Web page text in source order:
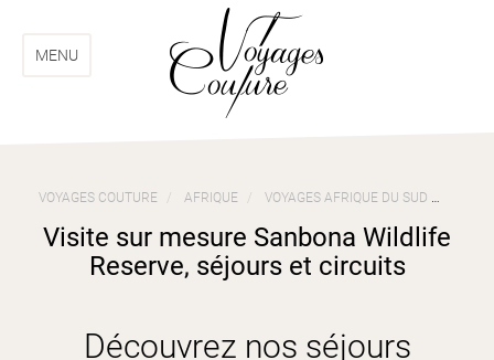
menu
contenuMENU
VOYAGES COUTURE AFRIQUE VOYAGES AFRIQUE DU SUD
Visite sur mesure Sanbona Wildlife
Reserve, séjours et circuits
Découvrez nos séjours